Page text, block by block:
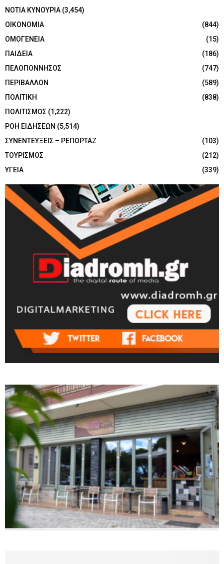
ΝΟΤΙΑ ΚΥΝΟΥΡΙΑ (3,454)
ΟΙΚΟΝΟΜΙΑ
(844)
ΟΜΟΓΕΝΕΙΑ
(15)
ΠΑΙΔΕΙΑ
(186)
ΠΕΛΟΠΟΝΝΗΣΟΣ
(747)
ΠΕΡΙΒΑΛΛΟΝ
(589)
ΠΟΛΙΤΙΚΗ
(838)
ΠΟΛΙΤΙΣΜΟΣ (1,222)
ΡΟΗ ΕΙΔΗΣΕΩΝ (5,514)
ΣΥΝΕΝΤΕΥΞΕΙΣ – ΡΕΠΟΡΤΑΖ
(103)
ΤΟΥΡΙΣΜΟΣ
(212)
ΥΓΕΙΑ
(339)